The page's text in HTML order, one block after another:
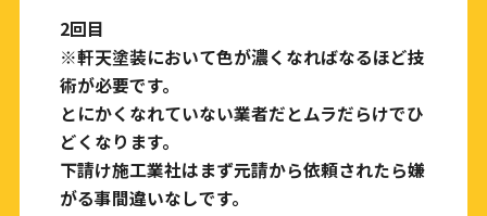
2回目
※軒天塗装において色が濃くなればなるほど技
術が必要です。
とにかくなれていない業者だとムラだらけでひ
どくなります。
下請け施工業社はまず元請から依頼されたら嫌
がる事間違いなしです。